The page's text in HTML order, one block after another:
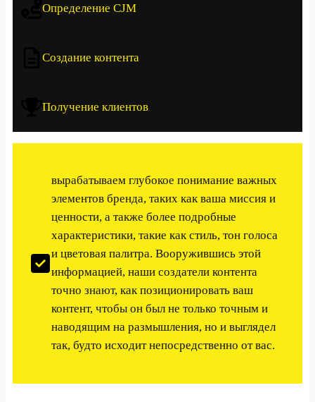
Определение CJM
Создание контента
Получение клиентов
вырабатываем глубокое понимание важных
элементов бренда, таких как ваша миссия и
ценности, а также более подробные
характеристики, такие как стиль, тон голоса
и цветовая палитра. Вооружившись этой
информацией, наши создатели контента
точно знают, как позиционировать ваш
контент, чтобы он был не только точным и
наводящим на размышления, но и выглядел
так, будто исходит непосредственно от вас.